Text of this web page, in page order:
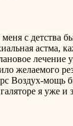
с детства
астма,
лечение
желаемого
Воздух-мощь
я уже и